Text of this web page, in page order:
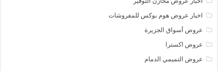
اخبار عروض هوم بوكس للمفروشات
عروض أسواق الجزيرة
عروض اكسترا
عروض التميمي الدمام